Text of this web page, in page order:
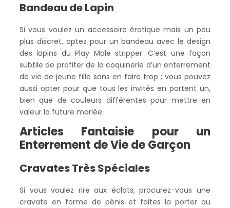
Bandeau de Lapin
Si vous voulez un accessoire érotique mais un peu
plus discret, optez pour un bandeau avec le design
des lapins du Play Male stripper. C’est une façon
subtile de profiter de la coquinerie d’un enterrement
de vie de jeune fille sans en faire trop ; vous pouvez
aussi opter pour que tous les invités en portent un,
bien que de couleurs différentes pour mettre en
valeur la future mariée.
Articles Fantaisie pour un
Enterrement de Vie de Garçon
Cravates Très Spéciales
Si vous voulez rire aux éclats, procurez-vous une
cravate en forme de pénis et faites la porter au